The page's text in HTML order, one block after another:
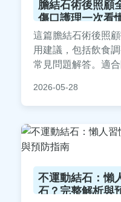
膽結石術後照顧
傷口護理一次看
這篇膽結石術後照
用建議，包括飲食
常見問題解答。適
內容基於醫療專業
用性和安全性。
2026-05-28
不運動結石：懶
石？完整解析與